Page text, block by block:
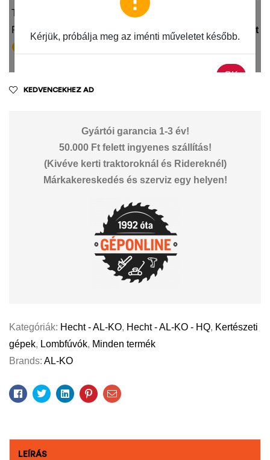
KEDVENCEKHEZ AD
Gyártói garancia 1-3 év!
50.000 Ft felett ingyenes szállítás!
(Kivéve kerti traktoroknál és Ridereknél)
Márkakereskedés és szerviz egy helyen!
Kategóriák: Hecht - AL-KO, Hecht - AL-KO - HQ, Kertészeti
gépek, Lombfúvók, Minden termék
Brands: AL-KO
Facebook
TwitterLinkedinPinterestEmail
LEÍRÁS